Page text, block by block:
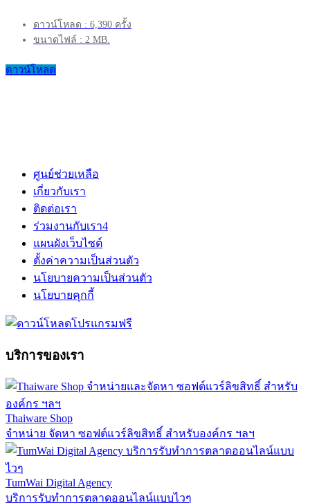
ดาวน์โหลด : 6,390 ครั้ง
ขนาดไฟล์ : 2 MB.
ดาวน์โหลด
ศูนย์ช่วยเหลือ
เกี่ยวกับเรา
ติดต่อเรา
ร่วมงานกับเรา4
แผนผังเว็บไซต์
ตั้งค่าความเป็นส่วนตัว
นโยบายความเป็นส่วนตัว
นโยบายคุกกี้
บริการของเรา
Thaiware Shop
จำหน่าย จัดหา ซอฟต์แวร์ลิขสิทธิ์ สำหรับองค์กร ฯลฯ
TumWai Digital Agency
บริการรับทำการตลาดออนไลน์แบบไวๆ